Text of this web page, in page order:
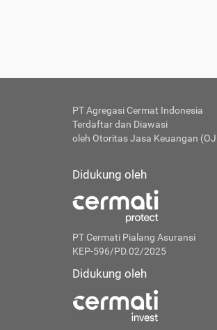
PT Agregasi Cermat Indonesia
Terdaftar dan Diawasi
oleh Otoritas Jasa Keuangan
Didukung oleh
PT Cermati Pialang Asuransi
KEP-596/PD.02/2025
Didukung oleh